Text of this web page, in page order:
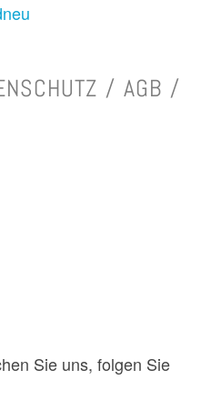
/ AGB /
Sie uns, folgen Sie